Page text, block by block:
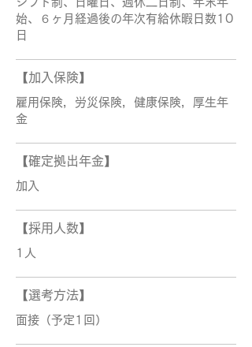
始、６ヶ月経過後の年次有給休暇日数10
日
【加入保険】
雇用保険，労災保険，健康保険，厚生年
金
【確定拠出年金】
加入
【採用人数】
1人
【選考方法】
面接（予定1回）